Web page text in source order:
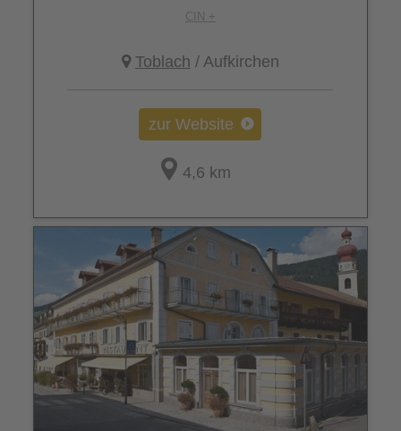
CIN +
Toblach / Aufkirchen
zur Website
4,6 km